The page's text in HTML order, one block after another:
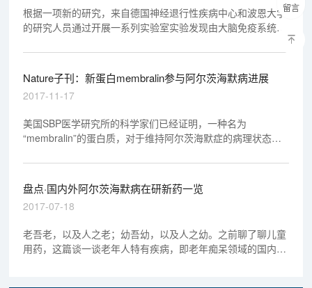
留言
根据一项新的研究，来自德国神经退行性疾病中心和波恩大学
的研究人员通过开展一系列实验室实验发现由大脑免疫系统导
Nature子刊：新蛋白membralin参与阿尔茨海默病进展
2017-11-17
美国SBP医学研究所的科学家们已经证明，一种名为
“membralin”的蛋白质，对于维持阿尔茨海默症的病理状态至
盘点·国内外阿尔茨海默病在研新药一览
2017-07-18
老吾老，以及人之老；幼吾幼，以及人之幼。之前聊了聊儿童
用药，这篇谈一谈老年人特有疾病，即老年痴呆领域的国内外